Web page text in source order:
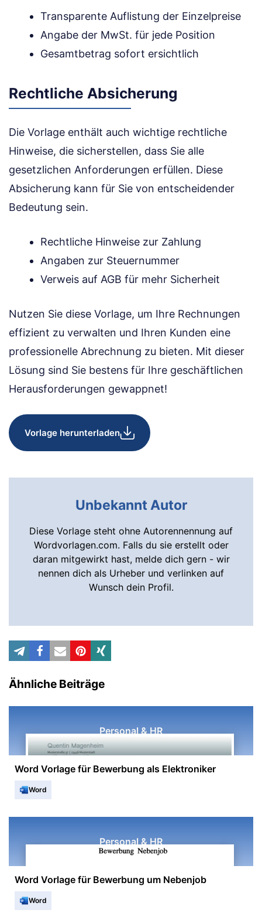
Transparente Auflistung der Einzelpreise
Angabe der MwSt. für jede Position
Gesamtbetrag sofort ersichtlich
Rechtliche Absicherung
Die Vorlage enthält auch wichtige rechtliche
Hinweise, die sicherstellen, dass Sie alle
gesetzlichen Anforderungen erfüllen. Diese
Absicherung kann für Sie von entscheidender
Bedeutung sein.
Rechtliche Hinweise zur Zahlung
Angaben zur Steuernummer
Verweis auf AGB für mehr Sicherheit
Nutzen Sie diese Vorlage, um Ihre Rechnungen
effizient zu verwalten und Ihren Kunden eine
professionelle Abrechnung zu bieten. Mit dieser
Lösung sind Sie bestens für Ihre geschäftlichen
Herausforderungen gewappnet!
Vorlage herunterladen
Unbekannt Autor
Diese Vorlage steht ohne Autorennennung auf
Wordvorlagen.com. Falls du sie erstellt oder
daran mitgewirkt hast, melde dich gern - wir
nennen dich als Urheber und verlinken auf
Wunsch dein Profil.
Ähnliche Beiträge
Personal & HR
Word Vorlage für Bewerbung als Elektroniker
Word
Personal & HR
Word Vorlage für Bewerbung um Nebenjob
Word